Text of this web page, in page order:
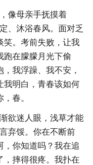
像母亲手抚摸着
、沐浴春风。面对乏
笑。考前失败，让我
跑在朦朦月光下偷
我浮躁、我不安，
我明白，青春该如何
春。
欲迷人眼，浅草才能
弃馁。你在不断前
，你知道吗？我在追
，摔得很疼。我扑在